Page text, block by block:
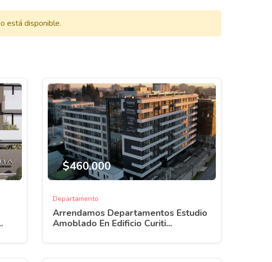
está disponible.
$460.000
Departamento
Arrendamos Departamentos Estudio
Amoblado En Edificio Curiti...